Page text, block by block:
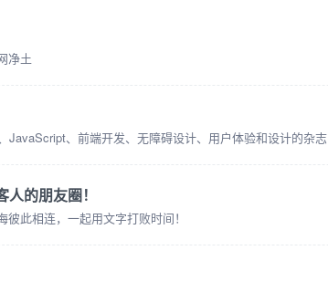
净土
JavaScript、前端开发、无障碍设计、用户体验和设计的杂志
人的朋友圈！
彼此相连，一起用文字打败时间！